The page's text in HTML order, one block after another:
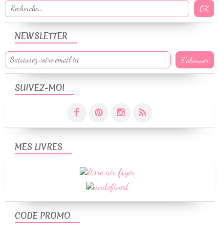
NEWSLETTER
SUIVEZ-MOI
MES LIVRES
CODE PROMO